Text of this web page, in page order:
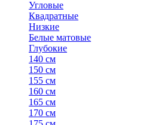
Угловые
Квадратные
Низкие
Белые матовые
Глубокие
140 см
150 см
155 см
160 см
165 см
170 см